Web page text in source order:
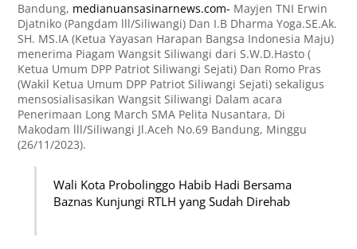
Bandung, medianuansasinarnews.com- Mayjen TNI Erwin
Djatniko (Pangdam lll/Siliwangi) Dan I.B Dharma Yoga.SE.Ak.
SH. MS.IA (Ketua Yayasan Harapan Bangsa Indonesia Maju)
menerima Piagam Wangsit Siliwangi dari S.W.D.Hasto (
Ketua Umum DPP Patriot Siliwangi Sejati) Dan Romo Pras
(Wakil Ketua Umum DPP Patriot Siliwangi Sejati) sekaligus
mensosialisasikan Wangsit Siliwangi Dalam acara
Penerimaan Long March SMA Pelita Nusantara, Di
Makodam lll/Siliwangi Jl.Aceh No.69 Bandung, Minggu
(26/11/2023).
Wali Kota Probolinggo Habib Hadi Bersama
Baznas Kunjungi RTLH yang Sudah Direhab